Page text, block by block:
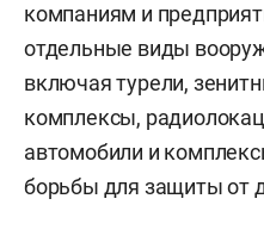
компаниям и
отдельные виды
включая турели,
комплексы,
автомобили и
борьбы для защиты от